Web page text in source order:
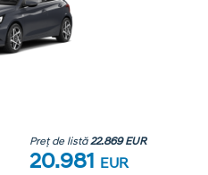
Preț de listă22.869 EUR
20.981 EUR